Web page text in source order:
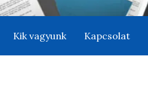
Kik vagyunk Kapcsolat